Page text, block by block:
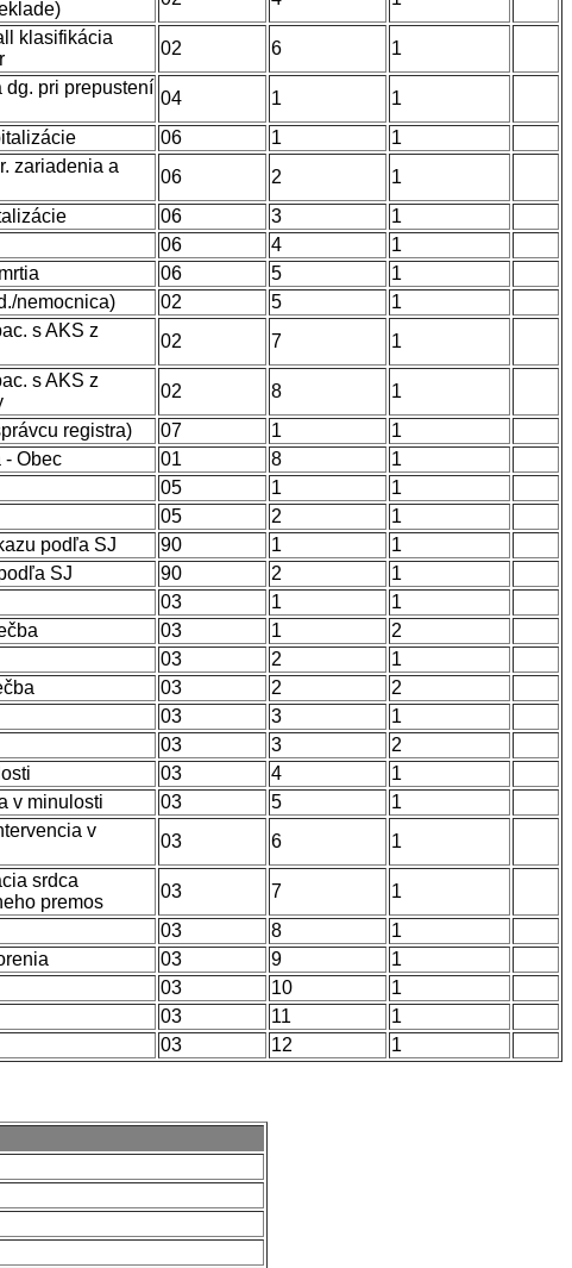
klasifikácia
02 6 1
pri prepustení
04 1
1
06 1
1
zariadenia a
06 2
1
06 3
1
06 4
1
06 5
1
nemocnica) 02 5
1
s AKS z
02 7 1
s AKS z
02 8
1
registra) 07 1
1
- Obec 01 8
1
05 1
1
05 2
1
podľa SJ 90 1
1
SJ 90 2
1
03 1
1
03 1
2
03 2
1
03 2
2
03 3
1
03 3
2
03 4
1
v minulosti 03 5
1
v
03 6 1
srdca
premos
03 7
1
03 8
1
03 9
1
03 10
1
03 11
1
03 12 1